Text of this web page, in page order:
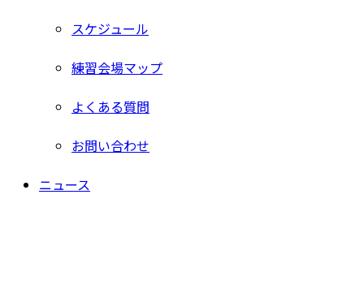
スケジュール
練習会場マップ
よくある質問
お問い合わせ
ニュース